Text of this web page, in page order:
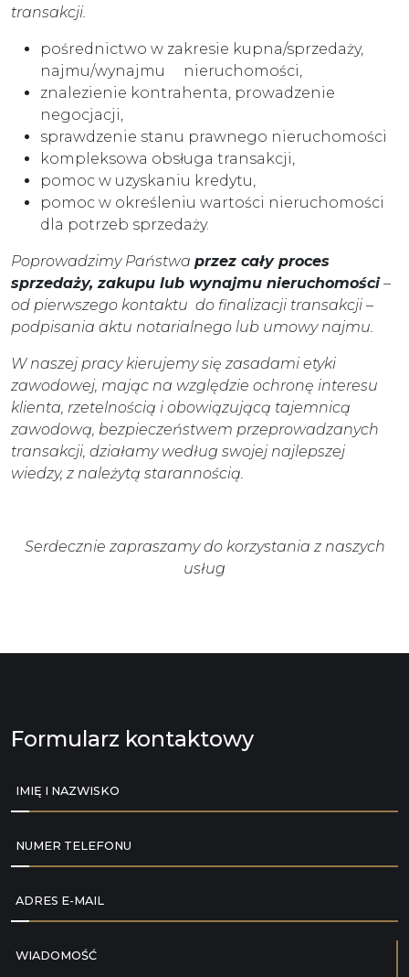
transakcji.
pośrednictwo w zakresie kupna/sprzedaży,
najmu/wynajmu nieruchomości,
znalezienie kontrahenta, prowadzenie
negocjacji,
sprawdzenie stanu prawnego nieruchomości
kompleksowa obsługa transakcji,
pomoc w uzyskaniu kredytu,
pomoc w określeniu wartości nieruchomości
dla potrzeb sprzedaży.
Poprowadzimy Państwa przez cały proces
sprzedaży, zakupu lub wynajmu nieruchomości–
od pierwszego kontaktu do finalizacji transakcji –
podpisania aktu notarialnego lub umowy najmu.
W naszej pracy kierujemy się zasadami etyki
zawodowej, mając na względzie ochronę interesu
klienta, rzetelnością i obowiązującą tajemnicą
zawodową, bezpieczeństwem przeprowadzanych
transakcji, działamy według swojej najlepszej
wiedzy, z należytą starannością.
Serdecznie zapraszamy do korzystania z naszych
usług
Formularz kontaktowy
IMIĘ I NAZWISKO
NUMER TELEFONU
ADRES E-MAIL
WIADOMOŚĆ